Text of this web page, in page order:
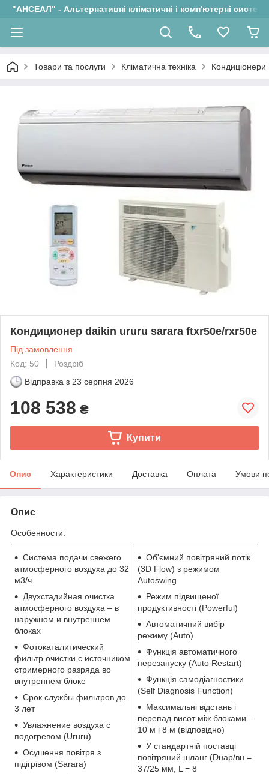
"АНСЕАЛ" - Альтернативні кліматичні і комп'ютерні системи
Товари та послуги Кліматична техніка Кондиціонери
Кондиционер daikin ururu sarara ftxr50e/rxr50e
Під замовлення
Код: 50
Роздріб
Відправка з 23 серпня 2026
108 538 ₴
Купити
Опис Характеристики Доставка Оплата Умови
Опис
Особенности:
Система подачи свежего
атмосферного воздуха до 32
м3/ч
Двухстадийная очистка
атмосферного воздуха – в
наружном и внутреннем
блоках
Фотокаталитический
фильтр очистки с источником
стримерного разряда во
внутреннем блоке
Срок службы фильтров до
3 лет
Увлажнение воздуха с
подогревом (Ururu)
Осушення повітря з
підігрівом (Sarara)
Об'ємний повітряний потік
(3D Flow) з режимом
Autoswing
Режим підвищеної
продуктивності (Powerful)
Автоматичний вибір
режиму (Auto)
Функція автоматичного
перезапуску (Auto Restart)
Функція самодіагностики
(Self Diagnosis Function)
Максимальні відстань і
перепад висот між блоками –
10 м і 8 м (відповідно)
У стандартній поставці
повітряний шланг (Dнар/вн =
37/25 мм, L = 8